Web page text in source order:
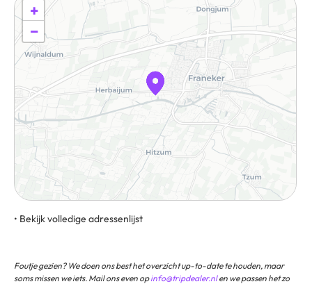
+
−
• Bekijk volledige adressenlijst
Foutje gezien? We doen ons best het overzicht up-to-date te houden, maar
soms missen we iets. Mail ons even opinfo@tripdealer.nlen we passen het zo